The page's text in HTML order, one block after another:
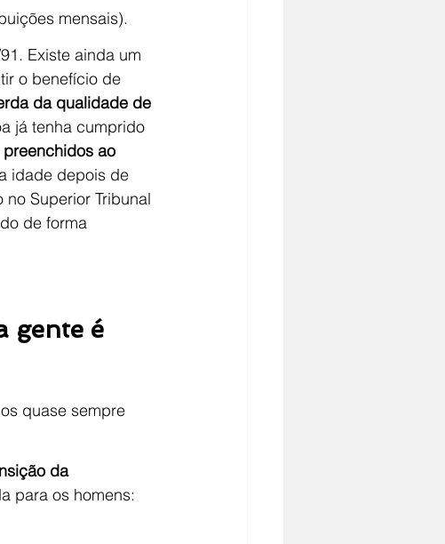
mensais).
Existe ainda um
o benefício de
da qualidade de
já tenha cumprido
ao
idade depois de
Superior Tribunal
de forma
gente é
quase sempre
da
para os homens: